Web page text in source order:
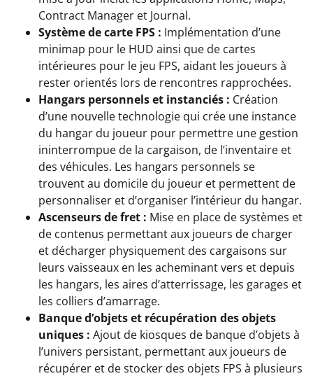
Contract Manager et Journal.
Système de carte FPS : Implémentation d’une
minimap pour le HUD ainsi que de cartes
intérieures pour le jeu FPS, aidant les joueurs à
rester orientés lors de rencontres rapprochées.
Hangars personnels et instanciés : Création
d’une nouvelle technologie qui crée une instance
du hangar du joueur pour permettre une gestion
ininterrompue de la cargaison, de l’inventaire et
des véhicules. Les hangars personnels se
trouvent au domicile du joueur et permettent de
personnaliser et d’organiser l’intérieur du hangar.
Ascenseurs de fret : Mise en place de systèmes et
de contenus permettant aux joueurs de charger
et décharger physiquement des cargaisons sur
leurs vaisseaux en les acheminant vers et depuis
les hangars, les aires d’atterrissage, les garages et
les colliers d’amarrage.
Banque d’objets et récupération des objets
uniques : Ajout de kiosques de banque d’objets à
l’univers persistant, permettant aux joueurs de
récupérer et de stocker des objets FPS à plusieurs